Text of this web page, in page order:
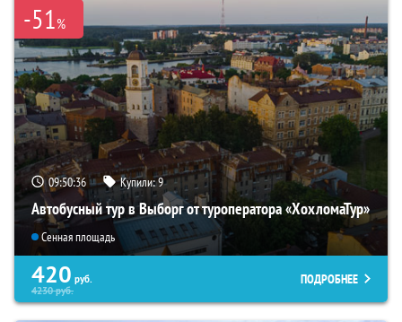
-51%
09:50:34 Купили:9
Автобусный тур в Выборг от туроператора «ХохломаТур»
Сенная площадь
420 руб.
4230руб.
ПОДРОБНЕЕ